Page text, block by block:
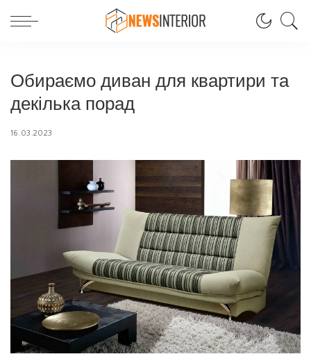
Обираємо диван для квартири та
декілька порад
16.03.2023